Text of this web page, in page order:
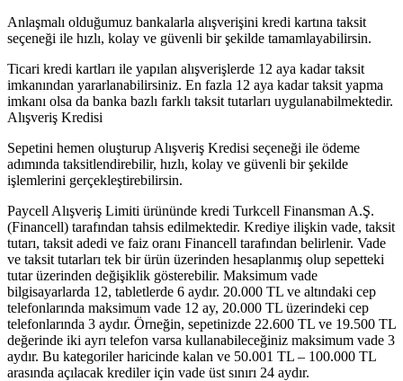
Anlaşmalı olduğumuz bankalarla alışverişini kredi kartına taksit
seçeneği ile hızlı, kolay ve güvenli bir şekilde tamamlayabilirsin.
Ticari kredi kartları ile yapılan alışverişlerde 12 aya kadar taksit
imkanından yararlanabilirsiniz. En fazla 12 aya kadar taksit yapma
imkanı olsa da banka bazlı farklı taksit tutarları uygulanabilmektedir.
Alışveriş Kredisi
Sepetini hemen oluşturup Alışveriş Kredisi seçeneği ile ödeme
adımında taksitlendirebilir, hızlı, kolay ve güvenli bir şekilde
işlemlerini gerçekleştirebilirsin.
Paycell Alışveriş Limiti ürününde kredi Turkcell Finansman A.Ş.
(Financell) tarafından tahsis edilmektedir. Krediye ilişkin vade, taksit
tutarı, taksit adedi ve faiz oranı Financell tarafından belirlenir. Vade
ve taksit tutarları tek bir ürün üzerinden hesaplanmış olup sepetteki
tutar üzerinden değişiklik gösterebilir. Maksimum vade
bilgisayarlarda 12, tabletlerde 6 aydır. 20.000 TL ve altındaki cep
telefonlarında maksimum vade 12 ay, 20.000 TL üzerindeki cep
telefonlarında 3 aydır. Örneğin, sepetinizde 22.600 TL ve 19.500 TL
değerinde iki ayrı telefon varsa kullanabileceğiniz maksimum vade 3
aydır. Bu kategoriler haricinde kalan ve 50.001 TL – 100.000 TL
arasında açılacak krediler için vade üst sınırı 24 aydır.